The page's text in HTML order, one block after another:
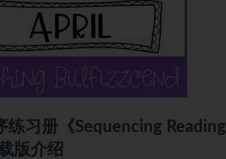
习册《Sequencing Reading
版介绍